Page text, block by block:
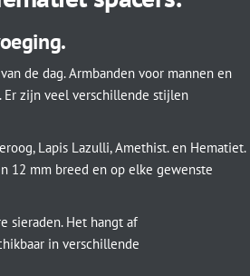
de dag. Armbanden voor mannen en
zijn veel verschillende stijlen
Lapis Lazulli, Amethist. en Hematiet.
12 mm breed en op elke gewenste
sieraden. Het hangt af
in verschillende